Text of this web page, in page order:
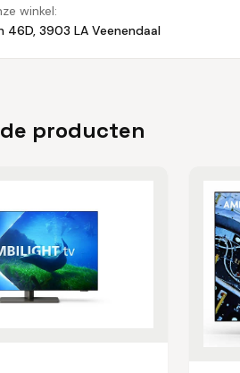
winkel:
46D, 3903 LA Veenendaal
producten